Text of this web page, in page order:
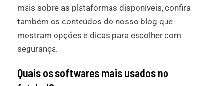
mais sobre as plataformas disponíveis, confira
também os conteúdos do nosso blog que
mostram opções e dicas para escolher com
segurança.
Quais os softwares mais usados no